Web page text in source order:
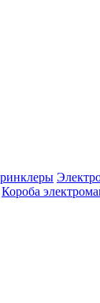
Короба